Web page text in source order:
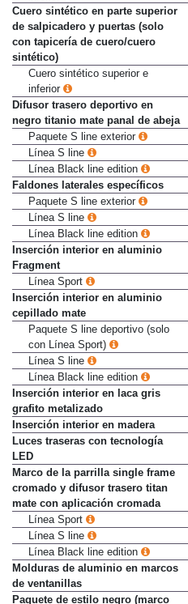
inferior
Cuero sintético en parte superior
de salpicadero y puertas (solo
con tapicería de cuero/cuero
sintético)
Cuero sintético superior e
inferior
Difusor trasero deportivo en
negro titanio mate panal de abeja
Paquete S line exterior
Línea S line
Línea Black line edition
Faldones laterales específicos
Paquete S line exterior
Línea S line
Línea Black line edition
Inserción interior en aluminio
Fragment
Línea Sport
Inserción interior en aluminio
cepillado mate
Paquete S line deportivo (solo
con Línea Sport)
Línea S line
Línea Black line edition
Inserción interior en laca gris
grafito metalizado
Inserción interior en madera
Luces traseras con tecnología
LED
Marco de la parrilla single frame
cromado y difusor trasero titan
mate con aplicación cromada
Línea Sport
Línea S line
Línea Black line edition
Molduras de aluminio en marcos
de ventanillas